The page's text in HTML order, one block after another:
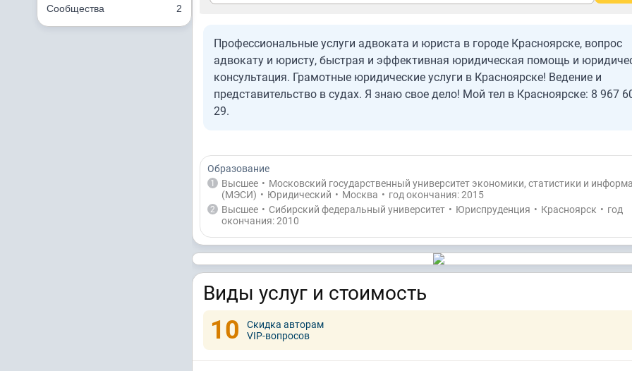
Сообщества
2
Профессиональные услуги адвоката и юриста в городе Красноярске, вопрос
адвокату и юристу, быстрая и эффективная юридическая помощь и
консультация. Грамотные юридические услуги в Красноярске! Ведение и
представительство в судах. Я знаю свое дело! Мой тел в Красноярске: 8 967
29.
Образование
1 Высшее • Московский государственный университет экономики, статистики и
(МЭСИ) • Юридический • Москва • год окончания: 2015
2 Высшее • Сибирский федеральный университет • Юриспруденция • Красноярск • год
окончания: 2010
Виды услуг и стоимость
10
Скидка авторам
VIP-вопросов